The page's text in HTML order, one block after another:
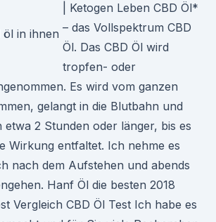
| Ketogen Leben CBD Öl*
– das Vollspektrum CBD
Öl. Das CBD Öl wird
tropfen- oder
Es wird vom ganzen
gelangt in die Blutbahn und
2 Stunden oder länger, bis es
Wirkung entfaltet. Ich nehme es
nach dem Aufstehen und abends
Hanf Öl die besten 2018
Vergleich CBD Öl Test Ich habe es